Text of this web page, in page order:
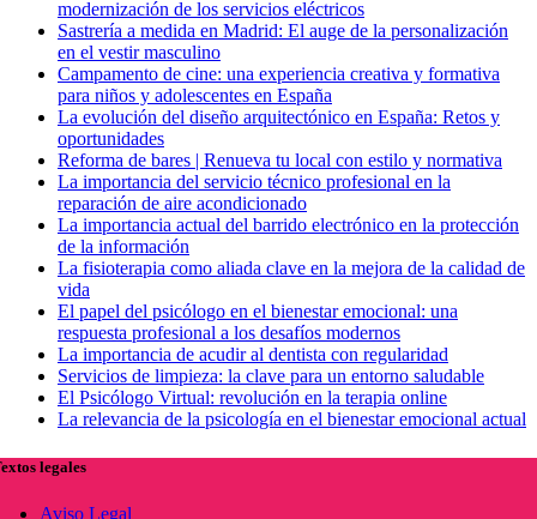
modernización de los servicios eléctricos
Sastrería a medida en Madrid: El auge de la personalización
en el vestir masculino
Campamento de cine: una experiencia creativa y formativa
para niños y adolescentes en España
La evolución del diseño arquitectónico en España: Retos y
oportunidades
Reforma de bares | Renueva tu local con estilo y normativa
La importancia del servicio técnico profesional en la
reparación de aire acondicionado
La importancia actual del barrido electrónico en la protección
de la información
La fisioterapia como aliada clave en la mejora de la calidad de
vida
El papel del psicólogo en el bienestar emocional: una
respuesta profesional a los desafíos modernos
La importancia de acudir al dentista con regularidad
Servicios de limpieza: la clave para un entorno saludable
El Psicólogo Virtual: revolución en la terapia online
La relevancia de la psicología en el bienestar emocional actual
legales
Aviso Legal